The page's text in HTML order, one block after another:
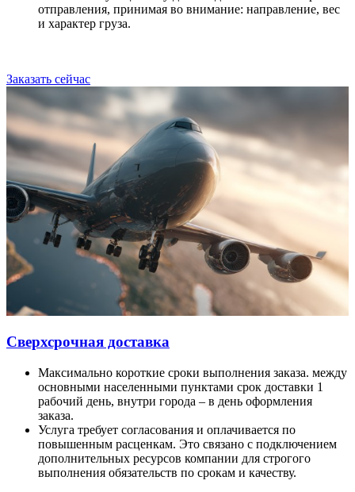
отправления, принимая во внимание: направление, вес
и характер груза.
Заказать сейчас
Сверхсрочная доставка
Максимально короткие сроки выполнения заказа. между
основными населенными пунктами срок доставки 1
рабочий день, внутри города – в день оформления
заказа.
Услуга требует согласования и оплачивается по
повышенным расценкам. Это связано с подключением
дополнительных ресурсов компании для строгого
выполнения обязательств по срокам и качеству.